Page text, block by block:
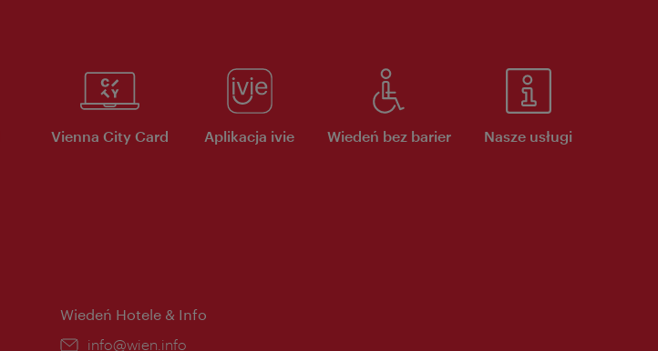
Vienna City Card Aplikacja ivie Wiedeń bez barier Nasze usługi
Wiedeń Hotele & Info
E-
info@wien.info